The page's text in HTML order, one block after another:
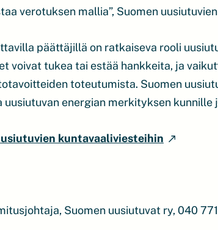
verotuksen mallia”, Suomen
päättäjillä on ratkaiseva rooli
voivat tukea tai estää hankkeita, ja
toteutumista. Suomen
energian merkityksen kunnille
kuntavaaliviesteihin
Suomen uusiutuvat ry, 040 771